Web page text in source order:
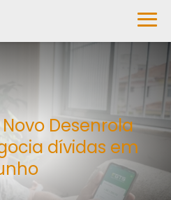
Novo Desenrola
dívidas em